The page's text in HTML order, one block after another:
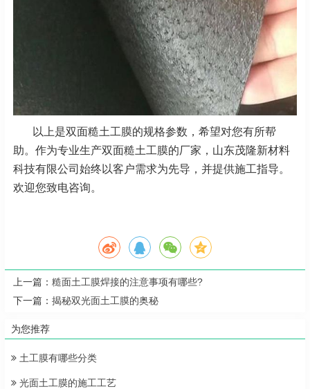
以上是双面糙土工膜的规格参数，希望对您有所帮
助。作为专业生产双面糙土工膜的厂家，山东茂隆新材料
科技有限公司始终以客户需求为先导，并提供施工指导。
欢迎您致电咨询。
上一篇： 糙面土工膜焊接的注意事项有哪些?
下一篇： 揭秘双光面土工膜的奥秘
为您推荐
土工膜有哪些分类
光面土工膜的施工工艺